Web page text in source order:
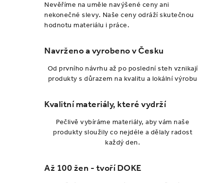
Nevěříme na uměle navýšené ceny ani
nekonečné slevy. Naše ceny odráží skutečnou
hodnotu materiálu i práce.
Navrženo a vyrobeno v Česku
Od prvního návrhu až po poslední steh vznikají
produkty s důrazem na kvalitu a lokální výrobu
Kvalitní materiály, které vydrží
Pečlivě vybíráme materiály, aby vám naše
produkty sloužily co nejdéle a dělaly radost
každý den.
Až 100 žen - tvoří DOKE